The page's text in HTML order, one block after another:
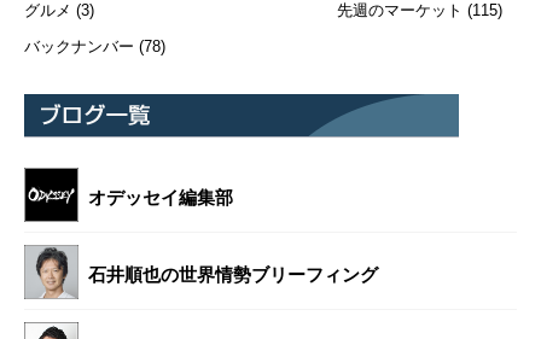
グルメ (3)
バックナンバー (78)
先週のマーケット (115)
オデッセイ編集部
石井順也の世界情勢ブリーフィング